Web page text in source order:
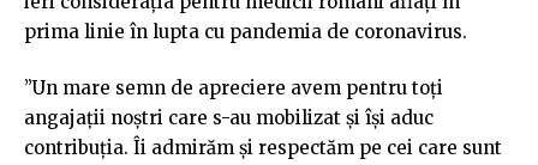
prima linie în lupta cu pandemia de coronavirus.
”Un mare semn de apreciere avem pentru toţi
angajaţii noştri care s-au mobilizat şi îşi aduc
contribuţia. Îi admirăm şi respectăm pe cei care sunt